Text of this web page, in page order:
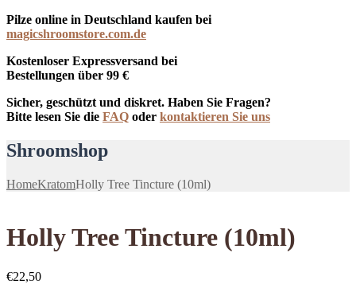
Pilze online in Deutschland kaufen bei
magicshroomstore.com.de
Kostenloser Expressversand bei
Bestellungen über 99 €
Sicher, geschützt und diskret. Haben Sie Fragen?
Bitte lesen Sie die FAQ oder kontaktieren Sie uns
Shroomshop
HomeKratomHolly Tree Tincture (10ml)
Holly Tree Tincture (10ml)
€22,50